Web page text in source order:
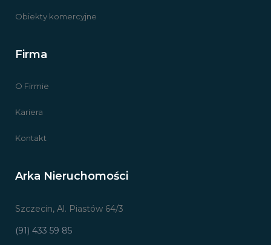
Obiekty komercyjne
Firma
O Firmie
Kariera
Kontakt
Arka Nieruchomości
Szczecin, Al. Piastów 64/3
(91) 433 59 85